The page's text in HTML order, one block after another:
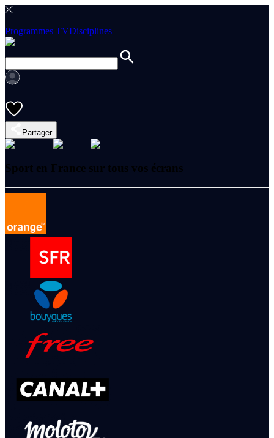
Programmes TVDisciplines
Partager
Sport en France sur tous vos écrans